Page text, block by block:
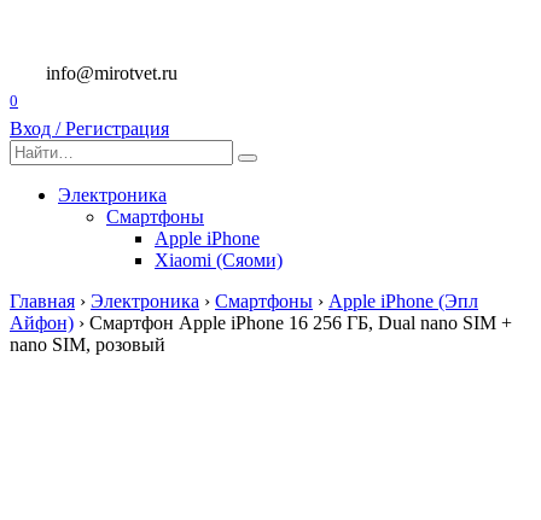
содержанию
info@mirotvet.ru
0
Вход / Регистрация
Search
for:
Электроника
Смартфоны
Apple iPhone
Xiaomi (Сяоми)
Главная › Электроника › Смартфоны › Apple iPhone (Эпл
Айфон) › Смартфон Apple iPhone 16 256 ГБ, Dual nano SIM +
nano SIM, розовый